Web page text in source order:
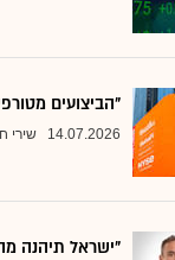
"הביצועים
14.07.2026 שירי
"ישראל תיהנה